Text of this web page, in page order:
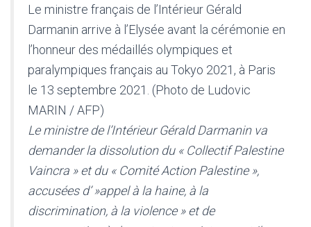
Le ministre français de l’Intérieur Gérald
Darmanin arrive à l’Elysée avant la cérémonie en
l’honneur des médaillés olympiques et
paralympiques français au Tokyo 2021, à Paris
le 13 septembre 2021. (Photo de Ludovic
MARIN / AFP)
Le ministre de l’Intérieur Gérald Darmanin va
demander la dissolution du « Collectif Palestine
Vaincra » et du « Comité Action Palestine »,
accusées d’ »appel à la haine, à la
discrimination, à la violence » et de